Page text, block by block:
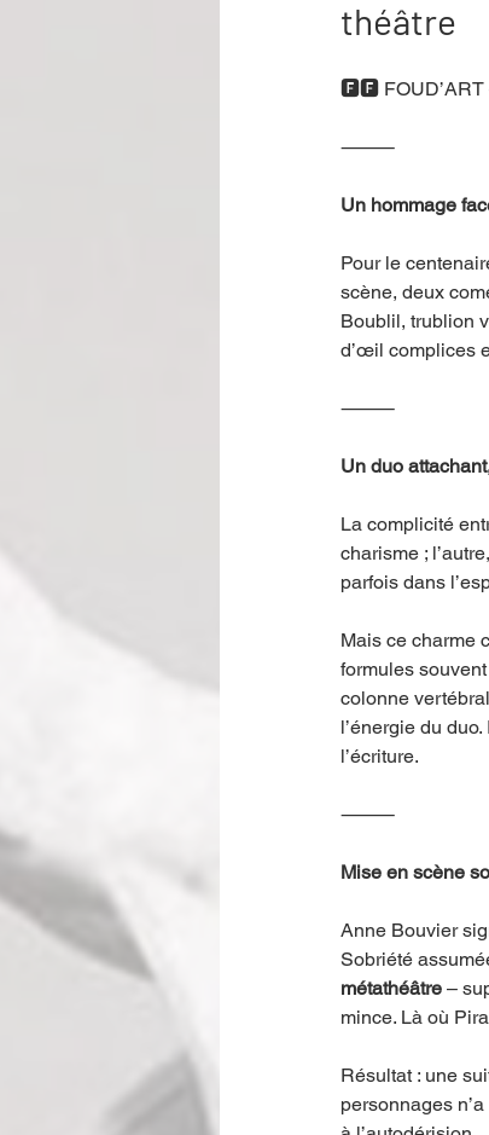
théâtre
🅵🅵 FOUD’ART
⸻
Un hommage
Pour le
scène, deux
Boublil, trublion
d’œil complices
⸻
Un duo
La complicité
charisme ;
parfois dans
Mais ce charme
formules
colonne
l’énergie du
l’écriture.
⸻
Mise en scène
Anne Bouvier
Sobriété
métathéâtre –
mince. Là où
Résultat : une
personnages